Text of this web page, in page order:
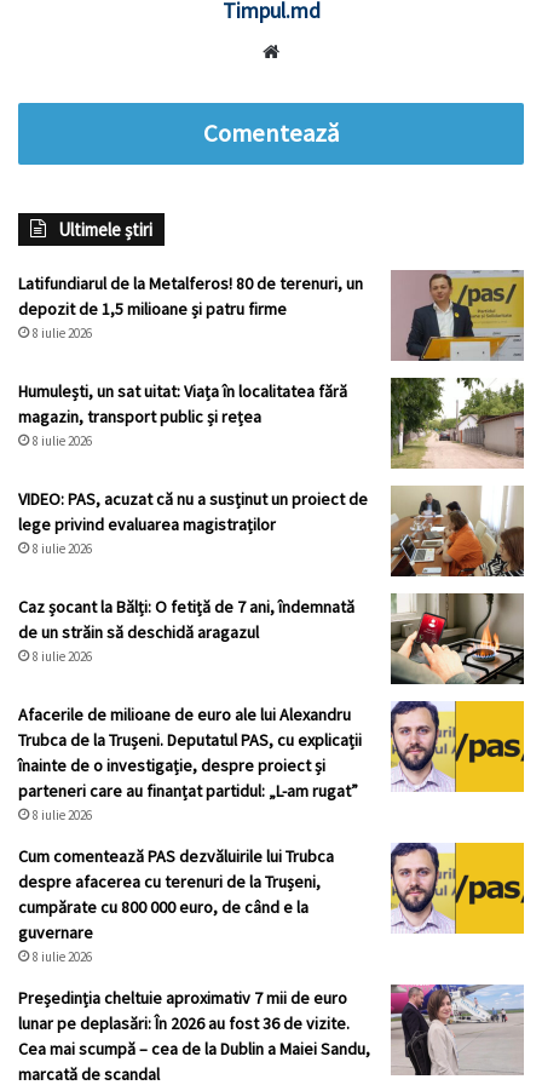
Timpul.md
Comentează
Ultimele știri
Latifundiarul de la Metalferos! 80 de terenuri, un
depozit de 1,5 milioane și patru firme
8 iulie 2026
Humulești, un sat uitat: Viața în localitatea fără
magazin, transport public și rețea
8 iulie 2026
VIDEO: PAS, acuzat că nu a susținut un proiect de
lege privind evaluarea magistraților
8 iulie 2026
Caz șocant la Bălți: O fetiță de 7 ani, îndemnată
de un străin să deschidă aragazul
8 iulie 2026
Afacerile de milioane de euro ale lui Alexandru
Trubca de la Trușeni. Deputatul PAS, cu explicații
înainte de o investigație, despre proiect și
parteneri care au finanțat partidul: „L-am rugat”
8 iulie 2026
Cum comentează PAS dezvăluirile lui Trubca
despre afacerea cu terenuri de la Trușeni,
cumpărate cu 800 000 euro, de când e la
guvernare
8 iulie 2026
Președinția cheltuie aproximativ 7 mii de euro
lunar pe deplasări: În 2026 au fost 36 de vizite.
Cea mai scumpă – cea de la Dublin a Maiei Sandu,
marcată de scandal